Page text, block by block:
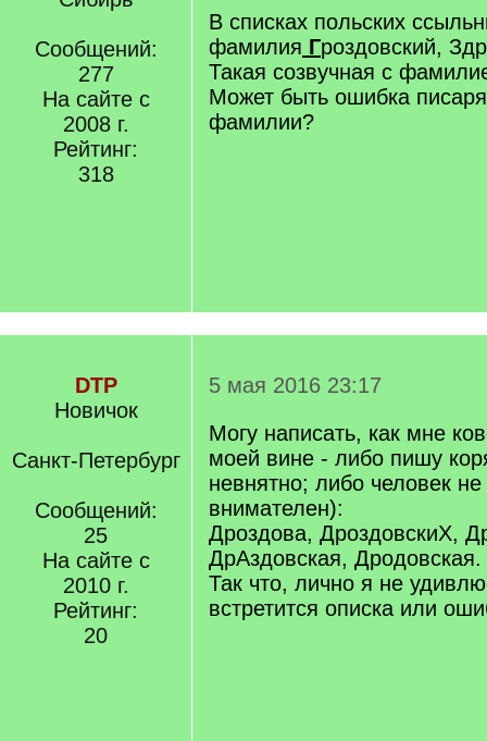
Сообщений:
277
На сайте с
2008 г.
Рейтинг:
318
В списках польских
фамилия Гроздовский,
Такая созвучная с
Может быть ошибка
фамилии?
DTP
Новичок
Санкт-Петербург
Сообщений:
25
На сайте с
2010 г.
Рейтинг:
20
5 мая 2016 23:17
Могу написать, как мне
моей вине - либо пишу
невнятно; либо человек не
внимателен):
Дроздова, ДроздовскиХ,
ДрАздовская, Дродовская.
Так что, лично я не
встретится описка или